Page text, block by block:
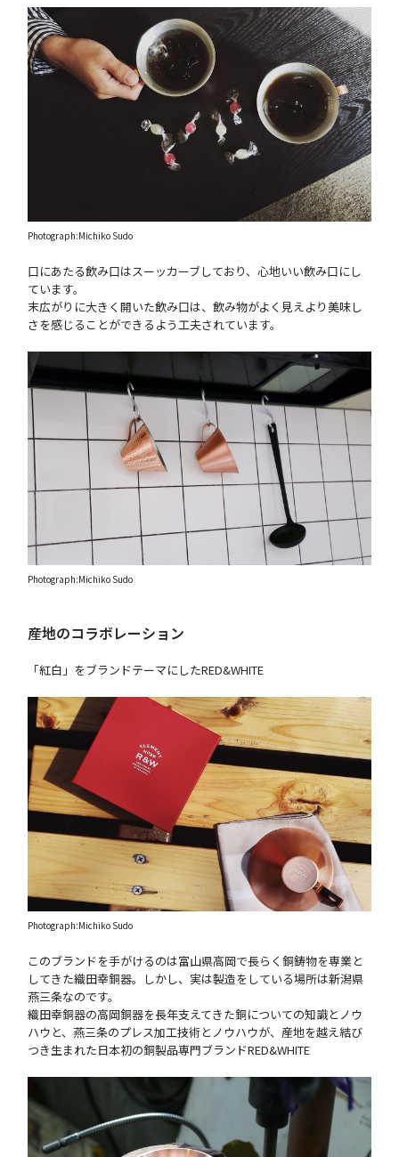
Photograph:Michiko Sudo
口にあたる飲み口はスーッカーブしており、心地いい飲み口にし
ています。
末広がりに大きく開いた飲み口は、飲み物がよく見えより美味し
さを感じることができるよう工夫されています。
Photograph:Michiko Sudo
産地のコラボレーション
「紅白」をブランドテーマにしたRED&WHITE
Photograph:Michiko Sudo
このブランドを手がけるのは富山県高岡で長らく銅鋳物を専業と
してきた織田幸銅器。しかし、実は製造をしている場所は新潟県
燕三条なのです。
織田幸銅器の高岡銅器を長年支えてきた銅についての知識とノウ
ハウと、燕三条のプレス加工技術とノウハウが、産地を越え結び
つき生まれた日本初の銅製品専門ブランドRED&WHITE